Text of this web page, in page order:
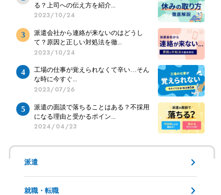
る？上司への伝え方を紹介...
2023/10/24
派遣会社から連絡が来ないのはどうし
て？原因と正しい対処法を徹...
2023/10/24
工場の仕事が覚えられなくて辛い…そん
な時に今すぐ...
2023/07/26
派遣の面談で落ちることはある？不採用
になる理由と受かるポイン...
2024/04/23
派遣
就職・転職